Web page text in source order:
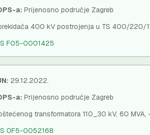
a: Prijenosno područje Zagreb
400 kV postrojenja u TS 400/220/
F05-0001425
29.12.2022.
a: Prijenosno područje Zagreb
transformatora 110_30 kV, 60 MVA,
0F5-0052168